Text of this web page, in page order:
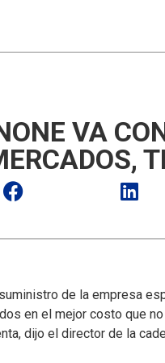
VA
de la empresa
en el mejor costo que
dijo el director de la